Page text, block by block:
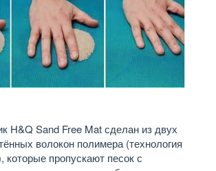
H&Q Sand Free Mat сделан из двух
волокон полимера (технология
которые пропускают песок с